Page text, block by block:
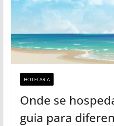
HOTELARIA
Onde se
guia para